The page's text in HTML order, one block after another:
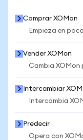
Comprar XOMon
Empieza en
Vender XOMon
Cambia
Intercambiar
Intercambia
Predecir
Opera con